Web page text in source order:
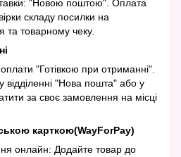
"Новою поштою". Оплата
складу посилки на
та товарному чеку.
"Готівкою при отриманні".
відділенні "Нова пошта" або у
за своє замовлення на місці
карткою(WayForPay)
онлайн: Додайте товар до